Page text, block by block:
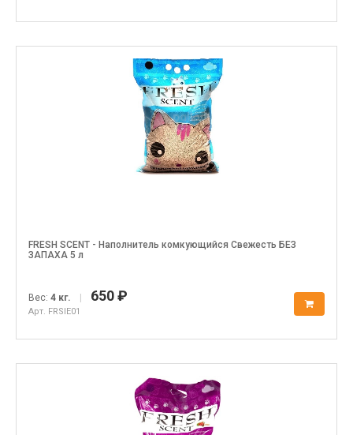
FRESH SCENT - Наполнитель комкующийся Свежесть БЕЗ
ЗАПАХА 5 л
Вес: 4 кг. | 650 ₽
Арт. FRSIE01